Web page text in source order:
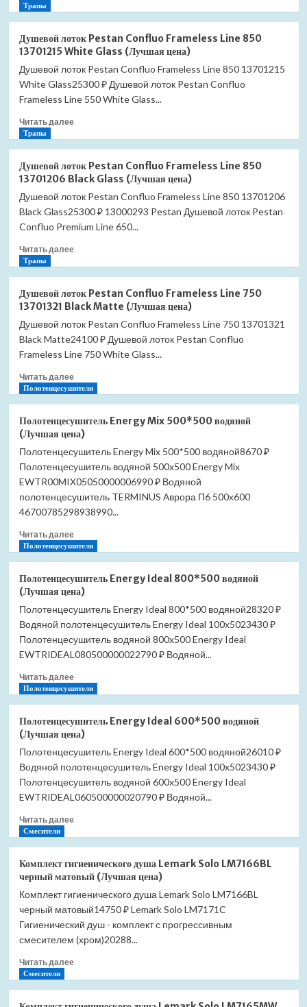
Полотенцедержатель
Slezak
RAV
Colorado
COA0704
с
(Лучшая
Трапы
Душевой лоток Pestan Confluo Frameless Line 850
13701215 White Glass (Лучшая цена)
Душевой лоток Pestan Confluo Frameless Line 850 13701215
White Glass25300 ₽ Душевой лоток Pestan Confluo
Frameless Line 550 White Glass...
Читать далееПрочитать
лоток
Pestan
Confluo
Frameless
Line
13701215
Glass
(Лучшая
цена)
Трапы
Душевой лоток Pestan Confluo Frameless Line 850
13701206 Black Glass (Лучшая цена)
Душевой лоток Pestan Confluo Frameless Line 850 13701206
Black Glass25300 ₽ 13000293 Pestan Душевой лоток Pestan
Confluo Premium Line 650...
Читать далееПрочитать
лоток
Pestan
Confluo
Frameless
Line
13701206
Black
Glass
цена)
Трапы
Душевой лоток Pestan Confluo Frameless Line 750
13701321 Black Matte (Лучшая цена)
Душевой лоток Pestan Confluo Frameless Line 750 13701321
Black Matte24100 ₽ Душевой лоток Pestan Confluo
Frameless Line 750 White Glass...
Читать далееПрочитать
больше
лоток
Pestan
Confluo
Frameless
Line
13701321
Black
Matte
(Лучшая
Полотенцесушители
Полотенцесушитель Energy Mix 500*500 водяной
(Лучшая цена)
Полотенцесушитель Energy Mix 500*500 водяной8670 ₽
Полотенцесушитель водяной 500x500 Energy Mix
EWTR00MIX05050000006990 ₽ Водяной
полотенцесушитель TERMINUS Аврора П6 500х600
46700785298938990...
Читать далееПрочитать
больше
Полотенцесушитель
Energy
Mix
500*500
водяной
(Лучшая
цена)
Полотенцесушители
Полотенцесушитель Energy Ideal 800*500 водяной
(Лучшая цена)
Полотенцесушитель Energy Ideal 800*500 водяной28320 ₽
Водяной полотенцесушитель Energy Ideal 100x5023430 ₽
Полотенцесушитель водяной 800x500 Energy Ideal
EWTRIDEAL080500000022790 ₽ Водяной...
Читать далееПрочитать
больше
Полотенцесушитель
Energy
Ideal
800*500
водяной
(Лучшая
цена)
Полотенцесушители
Полотенцесушитель Energy Ideal 600*500 водяной
(Лучшая цена)
Полотенцесушитель Energy Ideal 600*500 водяной26010 ₽
Водяной полотенцесушитель Energy Ideal 100x5023430 ₽
Полотенцесушитель водяной 600x500 Energy Ideal
EWTRIDEAL060500000020790 ₽ Водяной...
Читать далееПрочитать
Energy
Ideal
600*500
водяной
(Лучшая
цена)
Смесители
Комплект гигиенического душа Lemark Solo LM7166BL
черный матовый (Лучшая цена)
Комплект гигиенического душа Lemark Solo LM7166BL
черный матовый14750 ₽ Lemark Solo LM7171C
Гигиенический душ - комплект с прогрессивным
смесителем (хром)20288...
Читать далееПрочитать
Смесители